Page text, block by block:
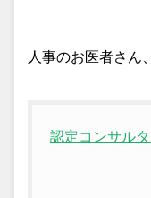
人事のお医者さん
認定コンサル